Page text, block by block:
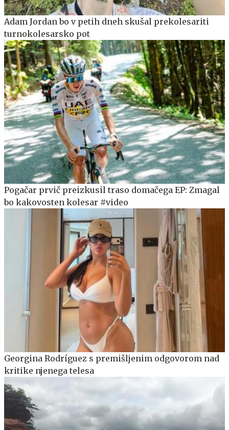
Adam Jordan bo v petih dneh skušal prekolesariti
turnokolesarsko pot
Pogačar prvič preizkusil traso domačega EP: Zmagal
bo kakovosten kolesar #video
Georgina Rodríguez s premišljenim odgovorom nad
kritike njenega telesa